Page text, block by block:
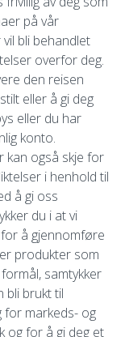
på vår
bli behandlet
overfor deg.
den reisen
eller å gi deg
eller du har
konto.
kan også skje for
i henhold til
å gi oss
du i at vi
å gjennomføre
produkter som
samtykker
bli brukt til
for markeds- og
og for å gi deg et